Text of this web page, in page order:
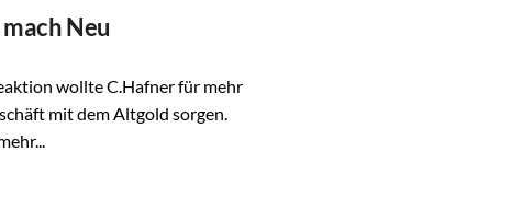
Neu
wollte C.Hafner für mehr
mit dem Altgold sorgen.